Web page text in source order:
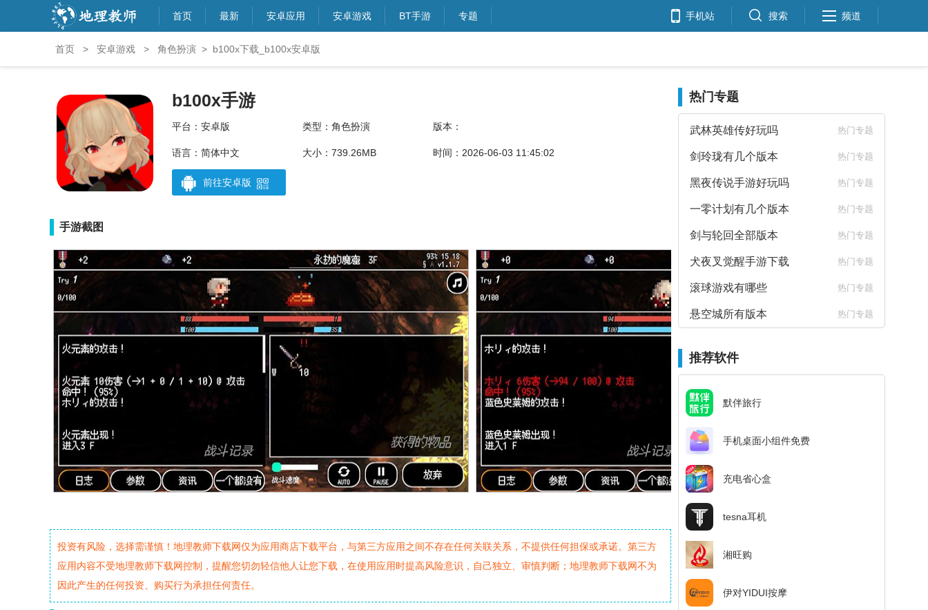
首页 最新 安卓应用 安卓游戏 BT手游 专题 手机站 搜索 频道
首页 > 安卓游戏 > 角色扮演 > b100x下载_b100x安卓版
b100x手游
平台：安卓版 类型：角色扮演 版本：
语言：简体中文 大小：739.26MB 时间：2026-06-03 11:45:02
前往安卓版
手游截图
投资有风险，选择需谨慎！地理教师下载网仅为应用商店下载平台，与第三方应用之间不存在任何关联关系，不提供任何担保或承诺。第三方
应用内容不受地理教师下载网控制，提醒您切勿轻信他人让您下载，在使用应用时提高风险意识，自己独立、审慎判断；地理教师下载网不为
因此产生的任何投资、购买行为承担任何责任。
热门专题
武林英雄传好玩吗 热门专题
剑玲珑有几个版本 热门专题
黑夜传说手游好玩吗 热门专题
一零计划有几个版本 热门专题
剑与轮回全部版本 热门专题
犬夜叉觉醒手游下载 热门专题
滚球游戏有哪些 热门专题
悬空城所有版本 热门专题
推荐软件
默伴旅行
手机桌面小组件免费
充电省心盒
tesna耳机
湘旺购
伊对YIDUI按摩